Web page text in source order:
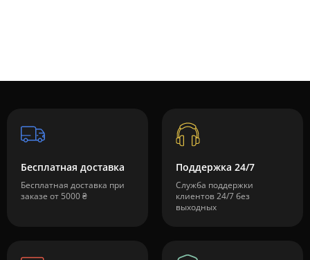
Бесплатная доставка
Бесплатная доставка при
заказе от 5000 ₴
Поддержка 24/7
Служба поддержки
клиентов 24/7 без
выходных